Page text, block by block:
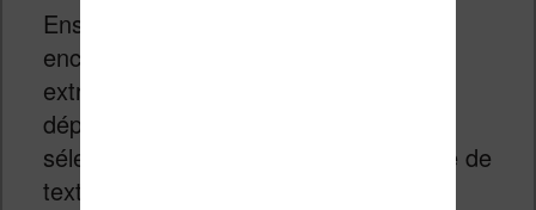
Ensuite, vous avez deux petites «
encoches » qui apparaissent à chaque
extrémité du mot. Vous pouvez les
déplacer avec votre doigt pour
sélectionner une partie plus importante de
texte.